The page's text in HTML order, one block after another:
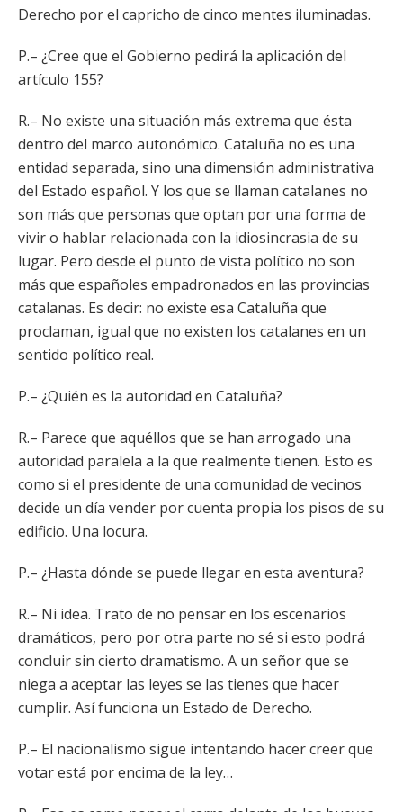
Derecho por el capricho de cinco mentes iluminadas.
P.– ¿Cree que el Gobierno pedirá la aplicación del
artículo 155?
R.– No existe una situación más extrema que ésta
dentro del marco autonómico. Cataluña no es una
entidad separada, sino una dimensión administrativa
del Estado español. Y los que se llaman catalanes no
son más que personas que optan por una forma de
vivir o hablar relacionada con la idiosincrasia de su
lugar. Pero desde el punto de vista político no son
más que españoles empadronados en las provincias
catalanas. Es decir: no existe esa Cataluña que
proclaman, igual que no existen los catalanes en un
sentido político real.
P.– ¿Quién es la autoridad en Cataluña?
R.– Parece que aquéllos que se han arrogado una
autoridad paralela a la que realmente tienen. Esto es
como si el presidente de una comunidad de vecinos
decide un día vender por cuenta propia los pisos de su
edificio. Una locura.
P.– ¿Hasta dónde se puede llegar en esta aventura?
R.– Ni idea. Trato de no pensar en los escenarios
dramáticos, pero por otra parte no sé si esto podrá
concluir sin cierto dramatismo. A un señor que se
niega a aceptar las leyes se las tienes que hacer
cumplir. Así funciona un Estado de Derecho.
P.– El nacionalismo sigue intentando hacer creer que
votar está por encima de la ley…